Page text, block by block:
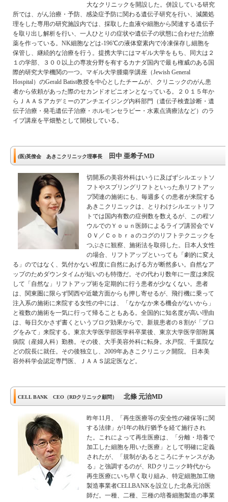
大なクリニックを開設した。併設している研究
所では、がん治療・予防、感染症予防に関わる遺伝子研究を行い、減菌処
理をした専用の研究施設内では、採取した血液や細胞から関連する遺伝子
を取り出し解析を行い、一人ひとりの症状や遺伝子の状態に合わせた治療
薬を作っている。NK細胞などは-196℃の液体窒素内で冷凍保存し細胞を
保管し、継続的な治療を行う。提携大学にはマギル大学をもち、同大は２
１の学部、３００以上の専攻分野を有するカナダ国内で最も権威のある国
際的研究大学機関の一つ。マギル大学腫瘍学講座（Jewish General
Hospital）のGerald Batist教授を中心としたチームが、クリニックのがん患
者から依頼があった際のセカンドオピニオンとなっている。２０１５年か
らＪＡＡＳアカデミーのアンチエイジング内科部門（遺伝子検査診断・遺
伝子治療・発毛遺伝子治療・ホルモンセラピー・水素点滴療法など）のラ
イブ講座を平畑塾として開校している。
(医)英僚会 あきこクリニック理事長 田中 亜希子MD
切開系の美容外科はいうに及ばずシルエットソ
フトやスプリングリフトといった糸リフトアッ
プ関連の施術にも、毎週多くの患者が来院する
あきこクリニックは、とりわけシルエットリフ
トでは国内有数の症例数を数えるが、この程ソ
ウルでのＹｏｕｎ医師によるライブ講習会でＶ
ＯＶ／Ｃｏｂｒａのコグのリフトテクニックを
つぶさに観察、施術法を取得した。日本人女性
の場合、リフトアップといっても「劇的に変え
る」のではなく、気付かない程度に自然にあげる方が断然多い。自然なア
ップのためダウンタイムが短いのも特徴だ。その代わり数年に一度は来院
して「自然な」リフトアップ術を定期的に行う患者が少なくない。患者
は、関東圏に限らず関西や近畿方面からも押し寄せるが、飛行機に乗って
注入系の施術に来院する女性の中には、「なかなか来る機会がないから」
と複数の施術を一気に行って帰ることもある。全国的に知名度が高い理由
は、毎日欠かさず書くというブログ効果からで、新規患者の８割が「ブロ
グをみて」来院する。東京大学医学部医学科卒業後、東京大学医学部附属
病院（産婦人科）勤務。その後、大手美容外科に転身。水戸院、千葉院な
どの院長に就任。その後独立し、2009年あきこクリニック開院。 日本美
容外科学会認定専門医、ＪＡＡＳ認定医など。
CELL BANK CEO（RDクリニック顧問） 北條 元治MD
昨年11月、「再生医療等の安全性の確保等に関
する法律」が1年の執行猶予を経て施行され
た。これによって再生医療は、「分離・培養で
加工した細胞を用いた医療」として明確に定義
されたが、「規制があるところにチャンスがあ
る」と強調するのが、RDクリニック時代から
再生医療にいち早く取り組み、特定細胞加工物
製造事業者CELLBANKを設立した北条元治医
師だ。一種、二種、三種の培養細胞製造の事業